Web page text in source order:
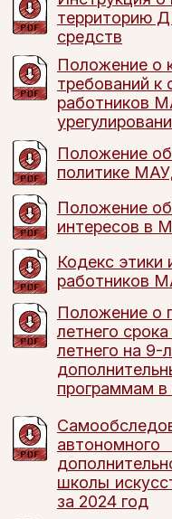
территорию
средств
Положение о
требований
Положение
политике
Положение об
интересов
Кодекс этики
Положение о
летнего
летнего на 9-
программам в
школы
за 2024 год